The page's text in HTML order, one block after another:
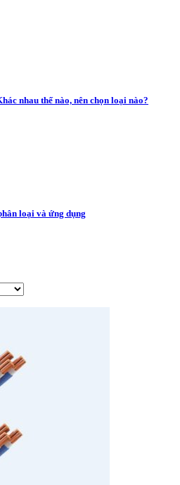
nhau thế nào, nên chọn loại nào?
loại và ứng dụng